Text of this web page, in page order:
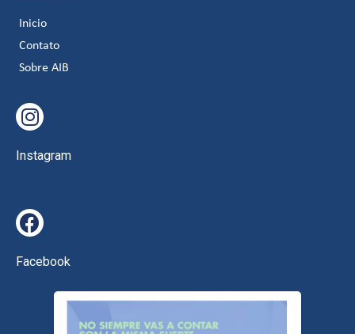
Inicio
Contato
Sobre AIB
Instagram
Facebook